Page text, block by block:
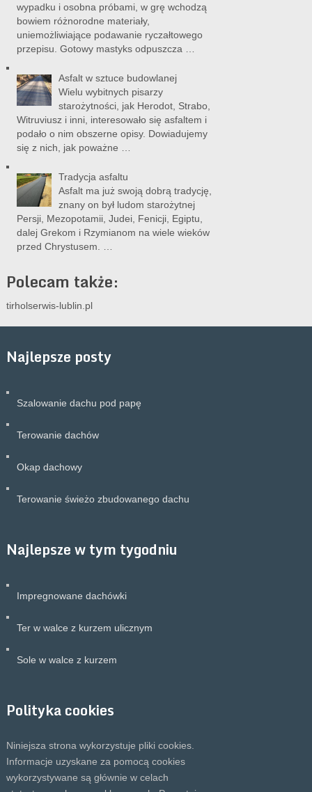
wypadku i osobna próbami, w grę wchodzą
bowiem różnorodne materiały,
uniemożliwiające podawanie ryczałtowego
przepisu. Gotowy mastyks odpuszcza …
Asfalt w sztuce budowlanej
Wielu wybitnych pisarzy
starożytności, jak Herodot, Strabo,
Witruviusz i inni, interesowało się asfaltem i
podało o nim obszerne opisy. Dowiadujemy
się z nich, jak poważne …
Tradycja asfaltu
Asfalt ma już swoją dobrą tradycję,
znany on był ludom starożytnej
Persji, Mezopotamii, Judei, Fenicji, Egiptu,
dalej Grekom i Rzymianom na wiele wieków
przed Chrystusem. …
Polecam także:
tirholserwis-lublin.pl
Najlepsze posty
Szalowanie dachu pod papę
Terowanie dachów
Okap dachowy
Terowanie świeżo zbudowanego dachu
Najlepsze w tym tygodniu
Impregnowane dachówki
Ter w walce z kurzem ulicznym
Sole w walce z kurzem
Polityka cookies
Niniejsza strona wykorzystuje pliki cookies.
Informacje uzyskane za pomocą cookies
wykorzystywane są głównie w celach